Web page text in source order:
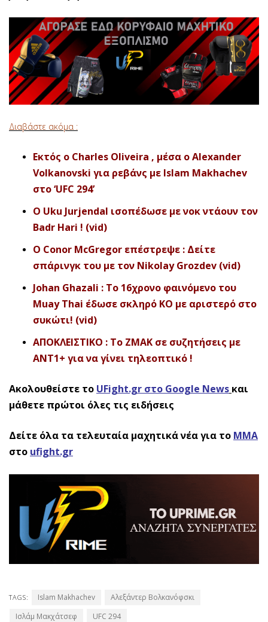
Διαβάστε ακόμα :
Εκτός ο Charles Oliveira , μέσα ο Alexander
Volkanovski για ρεβάνς με Islam Makhachev
στο ‘UFC 294’
O Uku Jurjendal ισοπέδωσε με νοκ ντάουν τον
Badr Hari ! (vid)
Ο Conor McGregor επέστρεψε : Δείτε
σπάρινγκ του με τον Nikolay Grozdev (vid)
Johan Ghazali : To 16χρονο φαινόμενο του
Muay Thai έδωσε σκληρό ΚΟ με αριστερό στο
συκώτι! (vid)
ΑΠΟΚΛΕΙΣΤΙΚΟ : To ZMAK σε συζητήσεις με
ANT1+ για να γίνει τηλεοπτικό !
Ακολουθείστε το UFight.gr στο Google News και
μάθετε πρώτοι όλες τις ειδήσεις
Δείτε όλα τα τελευταία μαχητικά νέα για το ΜΜΑ
στο ufight.gr
TAGS: Islam Makhachev
Αλεξάντερ Βολκανόφσκι
Ισλάμ Μακχάτσεφ
UFC 294